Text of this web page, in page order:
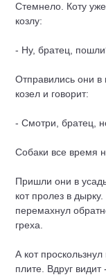
Стемнело. Коту
козлу:
- Ну, братец,
Отправились они в
козел и говорит:
- Смотри, братец,
Собаки все время
Пришли они в
кот пролез в дырку.
перемахнул
греха.
А кот
плите. Вдруг